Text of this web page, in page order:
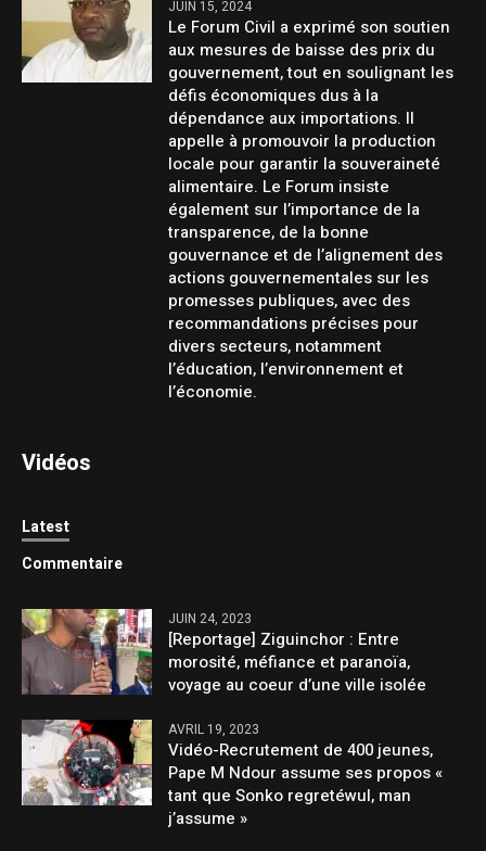
JUIN 15, 2024
Le Forum Civil a exprimé son soutien
aux mesures de baisse des prix du
gouvernement, tout en soulignant les
défis économiques dus à la
dépendance aux importations. Il
appelle à promouvoir la production
locale pour garantir la souveraineté
alimentaire. Le Forum insiste
également sur l’importance de la
transparence, de la bonne
gouvernance et de l’alignement des
actions gouvernementales sur les
promesses publiques, avec des
recommandations précises pour
divers secteurs, notamment
l’éducation, l’environnement et
l’économie.
Vidéos
Latest
Commentaire
JUIN 24, 2023
[Reportage] Ziguinchor : Entre
morosité, méfiance et paranoïa,
voyage au coeur d’une ville isolée
AVRIL 19, 2023
Vidéo-Recrutement de 400 jeunes,
Pape M Ndour assume ses propos «
tant que Sonko regretéwul, man
j’assume »